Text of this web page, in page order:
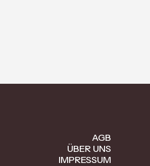
AGB
ÜBER UNS
IMPRESSUM